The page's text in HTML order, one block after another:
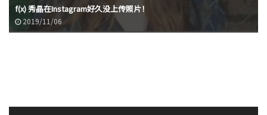
f(x) 秀晶在Instagram好久没上传照片！
2019/11/06